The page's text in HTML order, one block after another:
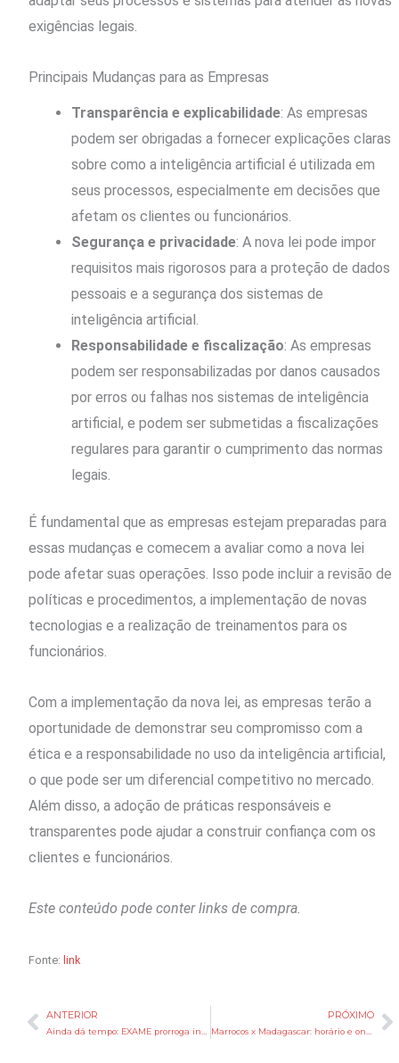
exigências legais.
Principais Mudanças para as Empresas
Transparência e explicabilidade: As empresas
podem ser obrigadas a fornecer explicações claras
sobre como a inteligência artificial é utilizada em
seus processos, especialmente em decisões que
afetam os clientes ou funcionários.
Segurança e privacidade: A nova lei pode impor
requisitos mais rigorosos para a proteção de dados
pessoais e a segurança dos sistemas de
inteligência artificial.
Responsabilidade e fiscalização: As empresas
podem ser responsabilizadas por danos causados
por erros ou falhas nos sistemas de inteligência
artificial, e podem ser submetidas a fiscalizações
regulares para garantir o cumprimento das normas
legais.
É fundamental que as empresas estejam preparadas para
essas mudanças e comecem a avaliar como a nova lei
pode afetar suas operações. Isso pode incluir a revisão de
políticas e procedimentos, a implementação de novas
tecnologias e a realização de treinamentos para os
funcionários.
Com a implementação da nova lei, as empresas terão a
oportunidade de demonstrar seu compromisso com a
ética e a responsabilidade no uso da inteligência artificial,
o que pode ser um diferencial competitivo no mercado.
Além disso, a adoção de práticas responsáveis e
transparentes pode ajudar a construir confiança com os
clientes e funcionários.
Este conteúdo pode conter links de compra.
Fonte: link
Anterior
ANTERIOR PRÓXIMO